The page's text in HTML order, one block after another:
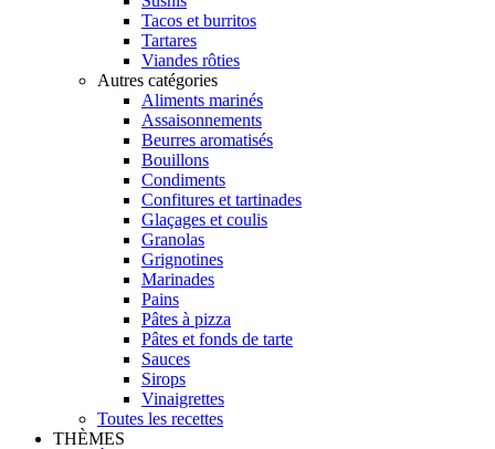
Tacos et burritos
Tartares
Viandes rôties
Autres catégories
Aliments marinés
Assaisonnements
Beurres aromatisés
Bouillons
Condiments
Confitures et tartinades
Glaçages et coulis
Granolas
Grignotines
Marinades
Pains
Pâtes à pizza
Pâtes et fonds de tarte
Sauces
Sirops
Vinaigrettes
Toutes les recettes
THÈMES